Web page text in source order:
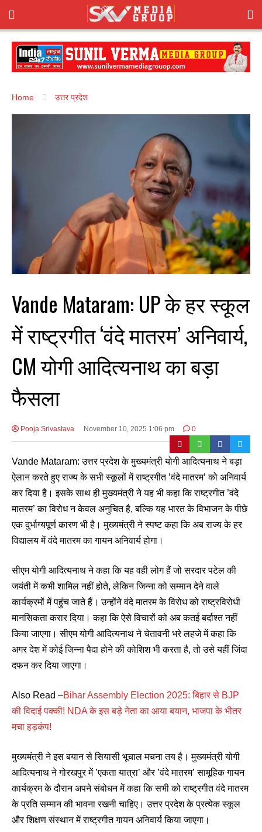
Home उत्तर प्रदेश
Vande Mataram: UP के हर स्कूल
में राष्ट्रगीत ‘वंदे मातरम’ अनिवार्य,
CM योगी आदित्यनाथ का बड़ा
फैसला
Pooja Srivastava November 10, 2025 1:06 pm 0
Vande Mataram: उत्तर प्रदेश के मुख्यमंत्री योगी आदित्यनाथ ने बड़ा
ऐलान करते हुए राज्य के सभी स्कूलों में राष्ट्रगीत ’वंदे मातरम’ को अनिवार्य
कर दिया है। इसके साथ ही मुख्यमंत्री ने यह भी कहा कि राष्ट्रगीत ’वंदे
मातरम’ का विरोध न केवल अनुचित है, बल्कि यह भारत के विभाजन के पीछे
एक दुर्भाग्यपूर्ण कारण भी है। मुख्यमंत्री ने स्पष्ट कहा कि अब राज्य के हर
विद्यालय में वंदे मातरम का गायन अनिवार्य होगा।
सीएम योगी आदित्यनाथ ने कहा कि यह वही लोग हैं जो सरदार पटेल की
जयंती में कभी शामिल नहीं होते, लेकिन जिन्ना को सम्मान देने वाले
कार्यक्रमों में पहुंच जाते हैं। उन्होंने वंदे मातरम के विरोध को राष्ट्रविरोधी
मानसिकता करार दिया। कहा कि ऐसे विचारों को अब कतई बर्दाश्त नहीं
किया जाएगा। सीएम योगी आदित्यनाथ ने चेतावनी भरे लहजे में कहा कि
अगर देश में कोई जिन्ना पैदा होने की कोशिश भी करता है, तो उसे यहीं जिंदा
दफन कर दिया जाएगा।
Also Read –Bihar Assembly Election 2025: बिहार से BJP
की विदाई पक्की! NDA के इस बड़े नेता का आया बयान, भाजपा के भीतर
मचा हड़कंप!
मुख्यमंत्री ने इस बयान से सियासी भूचाल मचना तय है। मुख्यमंत्री योगी
आदित्यनाथ ने गोरखपुर में ’एकता यात्रा’ और ’वंदे मातरम’ सामूहिक गायन
कार्यक्रम के दौरान अपने संबोधन में कहा कि सभी को राष्ट्रगीत वंदे मातरम
के प्रति सम्मान की भावना रखनी चाहिए। उत्तर प्रदेश के प्रत्येक स्कूल
और शिक्षण संस्थान में राष्ट्रगीत गायन अनिवार्य किया जाएगा।